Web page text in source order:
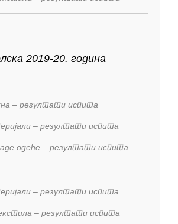
2019-20. година
– резултати испита
– резултати испита
одеће – резултати испита
– резултати испита
– резултати испита